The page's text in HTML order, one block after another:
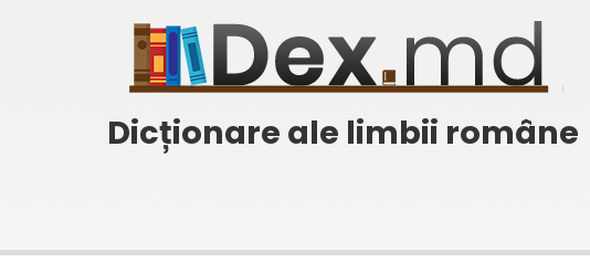
Dicționare ale limbii române